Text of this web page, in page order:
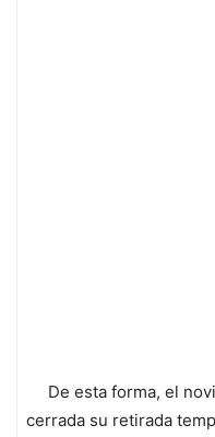
De esta forma, el
cerrada su retirada